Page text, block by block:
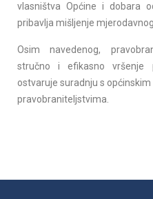
vlasništva Općine i dobara
pribavlja mišljenje
Osim navedenog,
stručno i efikasno vršenje
ostvaruje suradnju s
pravobraniteljstvima.